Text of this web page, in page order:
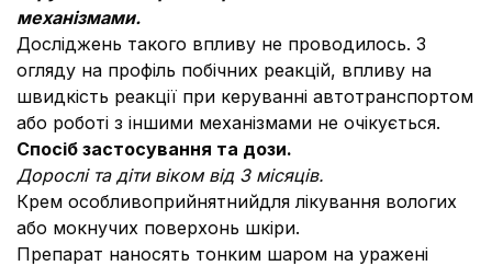
механізмами.
Досліджень такого впливу не проводилось. З
огляду на профіль побічних реакцій, впливу на
швидкість реакції при керуванні автотранспортом
або роботі з іншими механізмами не очікується.
Спосіб застосування та дози.
Дорослі та діти віком від 3 місяців.
Крем особливоприйнятнийдля лікування вологих
або мокнучих поверхонь шкіри.
Препарат наносять тонким шаром на уражені